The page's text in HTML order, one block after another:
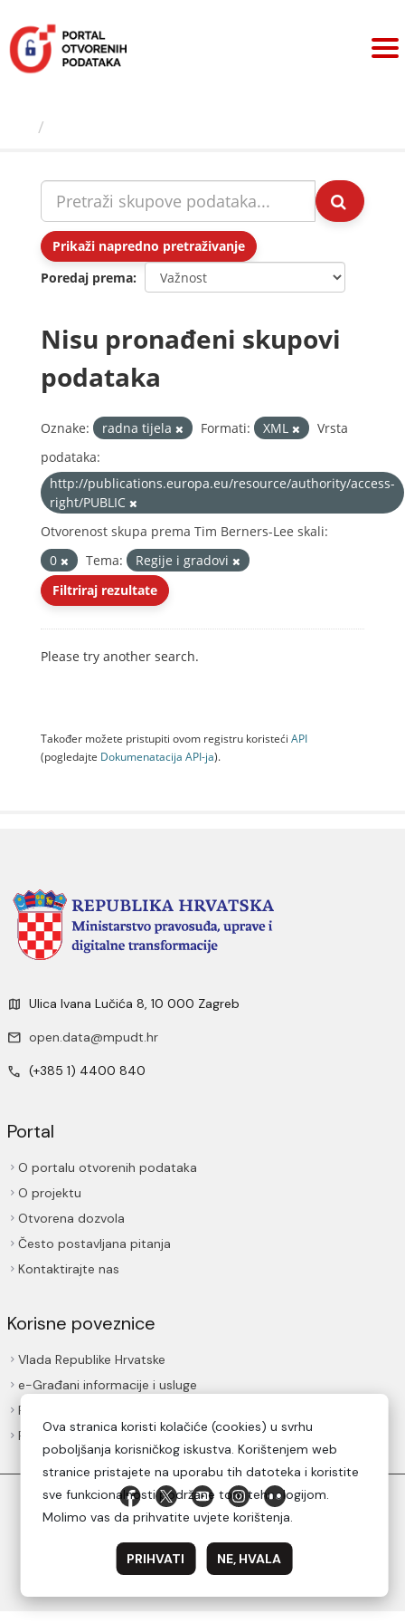
sadržaj
Prikaži napredno pretraživanje
Poredaj prema
Nisu pronađeni skupovi
podataka
Oznake: radna tijela Formati: XML
Vrsta
podataka:
http://publications.europa.eu/resource/authority/access-
right/PUBLIC
Otvorenost skupa prema Tim Berners-Lee skali:
0
Tema:
Regije i gradovi
Filtriraj rezultate
Please try another search.
Također možete pristupiti ovom registru koristeći API
(pogledajte Dokumenаtаcijа API-jа).